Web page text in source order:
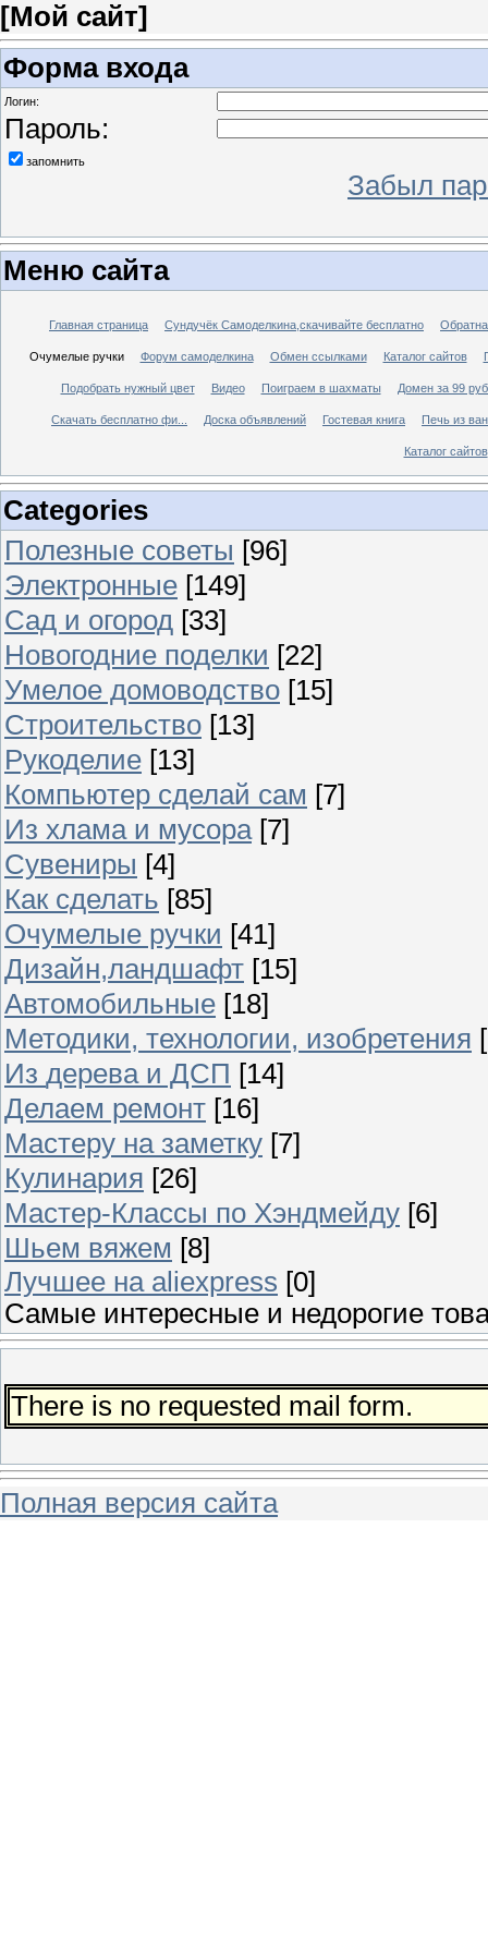
[Мой сайт]
Форма входа
Логин:
Пароль:
запомнить
Забыл
Меню сайта
Главная страница Сундучёк Самоделкина,скачивайте бесплатно
Очумелые ручки Форум самоделкина Обмен ссылками Каталог сайтов
Подобрать нужный цвет Видео Поиграем в шахматы Домен за 99
Скачать бесплатно фи... Доска объявлений Гостевая книга Печь из
Каталог сайтов
Categories
Полезные советы [96]
Электронные [149]
Сад и огород [33]
Новогодние поделки [22]
Умелое домоводство [15]
Строительство [13]
Рукоделие [13]
Компьютер сделай сам [7]
Из хлама и мусора [7]
Сувениры [4]
Как сделать [85]
Очумелые ручки [41]
Дизайн,ландшафт [15]
Автомобильные [18]
Методики, технологии, изобретения
Из дерева и ДСП [14]
Делаем ремонт [16]
Мастеру на заметку [7]
Кулинария [26]
Мастер-Классы по Хэндмейду [6]
Шьем вяжем [8]
Лучшее на aliexpress [0]
Самые
There is no requested mail form.
Полная версия сайта